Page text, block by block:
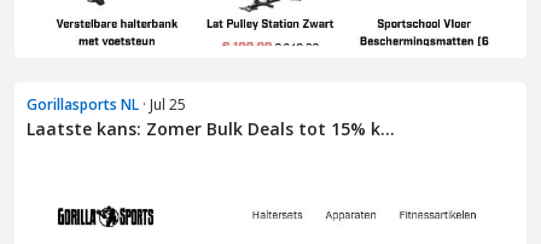
Gorillasports NL · Jul 25
Laatste kans: Zomer Bulk Deals tot 15% k...